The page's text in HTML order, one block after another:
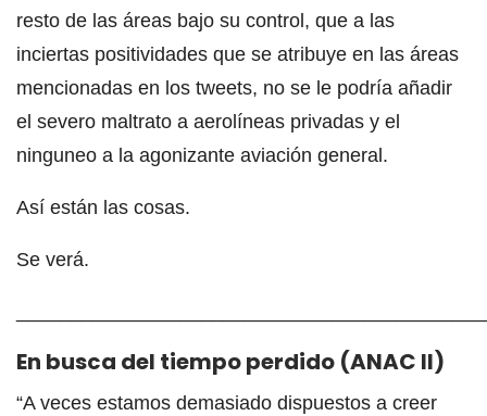
resto de las áreas bajo su control, que a las
inciertas positividades que se atribuye en las áreas
mencionadas en los tweets, no se le podría añadir
el severo maltrato a aerolíneas privadas y el
ninguneo a la agonizante aviación general.
Así están las cosas.
Se verá.
En busca del tiempo perdido (ANAC II)
“A veces estamos demasiado dispuestos a creer